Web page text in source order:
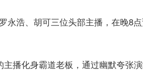
永浩、胡可三位头部主播，在晚8
播化身霸道老板，通过幽默夸张